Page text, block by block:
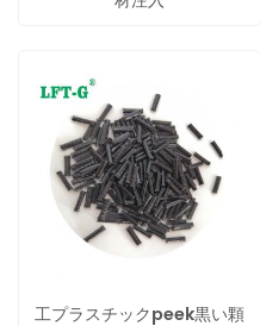
工プラスチックpeek黒い顆